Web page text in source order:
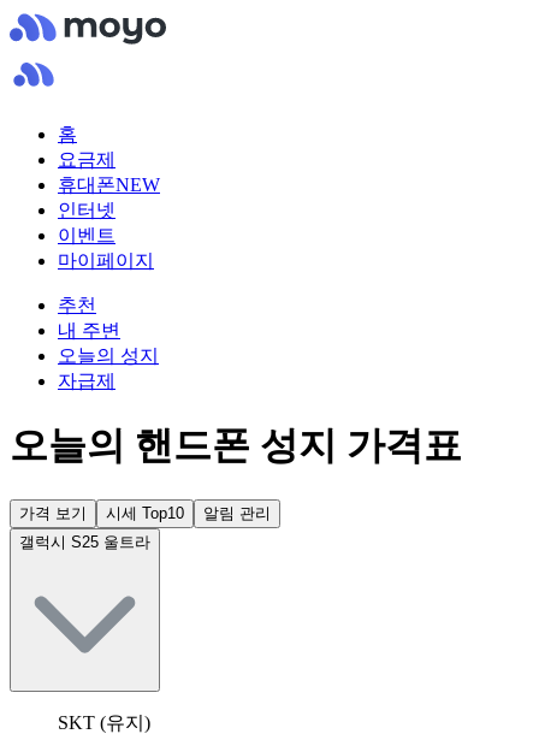
홈
요금제
휴대폰NEW
인터넷
이벤트
마이페이지
추천
내 주변
오늘의 성지
자급제
오늘의 핸드폰 성지 가격표
가격 보기 시세 Top10
알림 관리
갤럭시 S25 울트라
SKT (유지)